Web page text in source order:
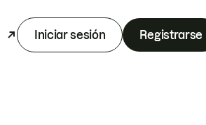
Iniciar sesión Registrarse